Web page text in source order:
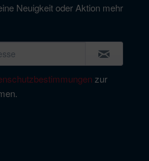
Neuigkeit oder Aktion mehr
zur